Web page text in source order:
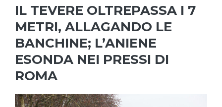
IL TEVERE OLTREPASSA I 7
METRI, ALLAGANDO LE
BANCHINE; L’ANIENE
ESONDA NEI PRESSI DI
ROMA